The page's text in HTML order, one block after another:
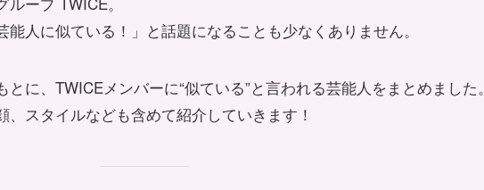
人に似ている！」と話題になることも少なくありません。
に、TWICEメンバーに“似ている”と言われる芸能人をまとめました。
スタイルなども含めて紹介していきます！